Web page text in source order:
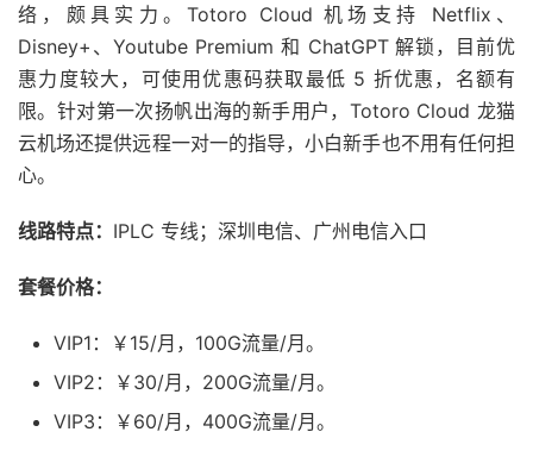
络，颇具实力。Totoro Cloud 机场支持 Netflix、
Disney+、Youtube Premium 和 ChatGPT 解锁，目前优
惠力度较大，可使用优惠码获取最低 5 折优惠，名额有
限。针对第一次扬帆出海的新手用户，Totoro Cloud 龙猫
云机场还提供远程一对一的指导，小白新手也不用有任何担
心。
线路特点： IPLC 专线；深圳电信、广州电信入口
套餐价格：
VIP1：￥15/月，100G流量/月。
VIP2：￥30/月，200G流量/月。
VIP3：￥60/月，400G流量/月。